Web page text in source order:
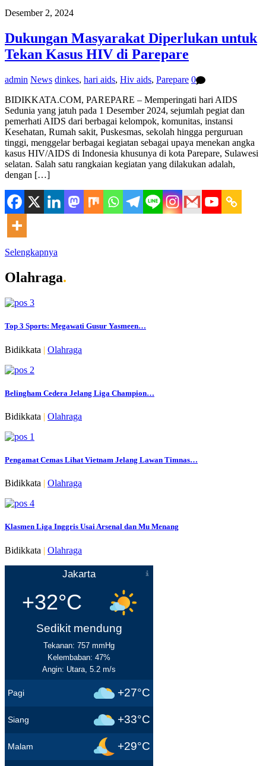
Desember 2, 2024
Dukungan Masyarakat Diperlukan untuk
Tekan Kasus HIV di Parepare
admin News dinkes, hari aids, Hiv aids, Parepare 0
BIDIKKATA.COM, PAREPARE – Memperingati hari AIDS
Sedunia yang jatuh pada 1 Desember 2024, sejumlah pegiat dan
pemerhati AIDS dari berbagai kelompok, komunitas, instansi
Kesehatan, Rumah sakit, Puskesmas, sekolah hingga perguruan
tinggi, menggelar berbagai kegiatan sebagai upaya menekan angka
kasus HIV/AIDS di Indonesia khusunya di kota Parepare, Sulawesi
selatan. Salah satu rangkaian kegiatan yang dilakukan adalah,
dengan […]
Selengkapnya
Olahraga.
Top 3 Sports: Megawati Gusur Yasmeen…
Bidikkata | Olahraga
Belingham Cedera Jelang Liga Champion…
Bidikkata | Olahraga
Pengamat Cemas Lihat Vietnam Jelang Lawan Timnas…
Bidikkata | Olahraga
Klasmen Liga Inggris Usai Arsenal dan Mu Menang
Bidikkata | Olahraga
Jakarta
+32°C
Sedikit mendung
Tekanan: 757 mmHg
Kelembaban: 47%
Angin: Utara, 5.2 m/s
Pagi +27°C
Siang +33°C
Malam +29°C